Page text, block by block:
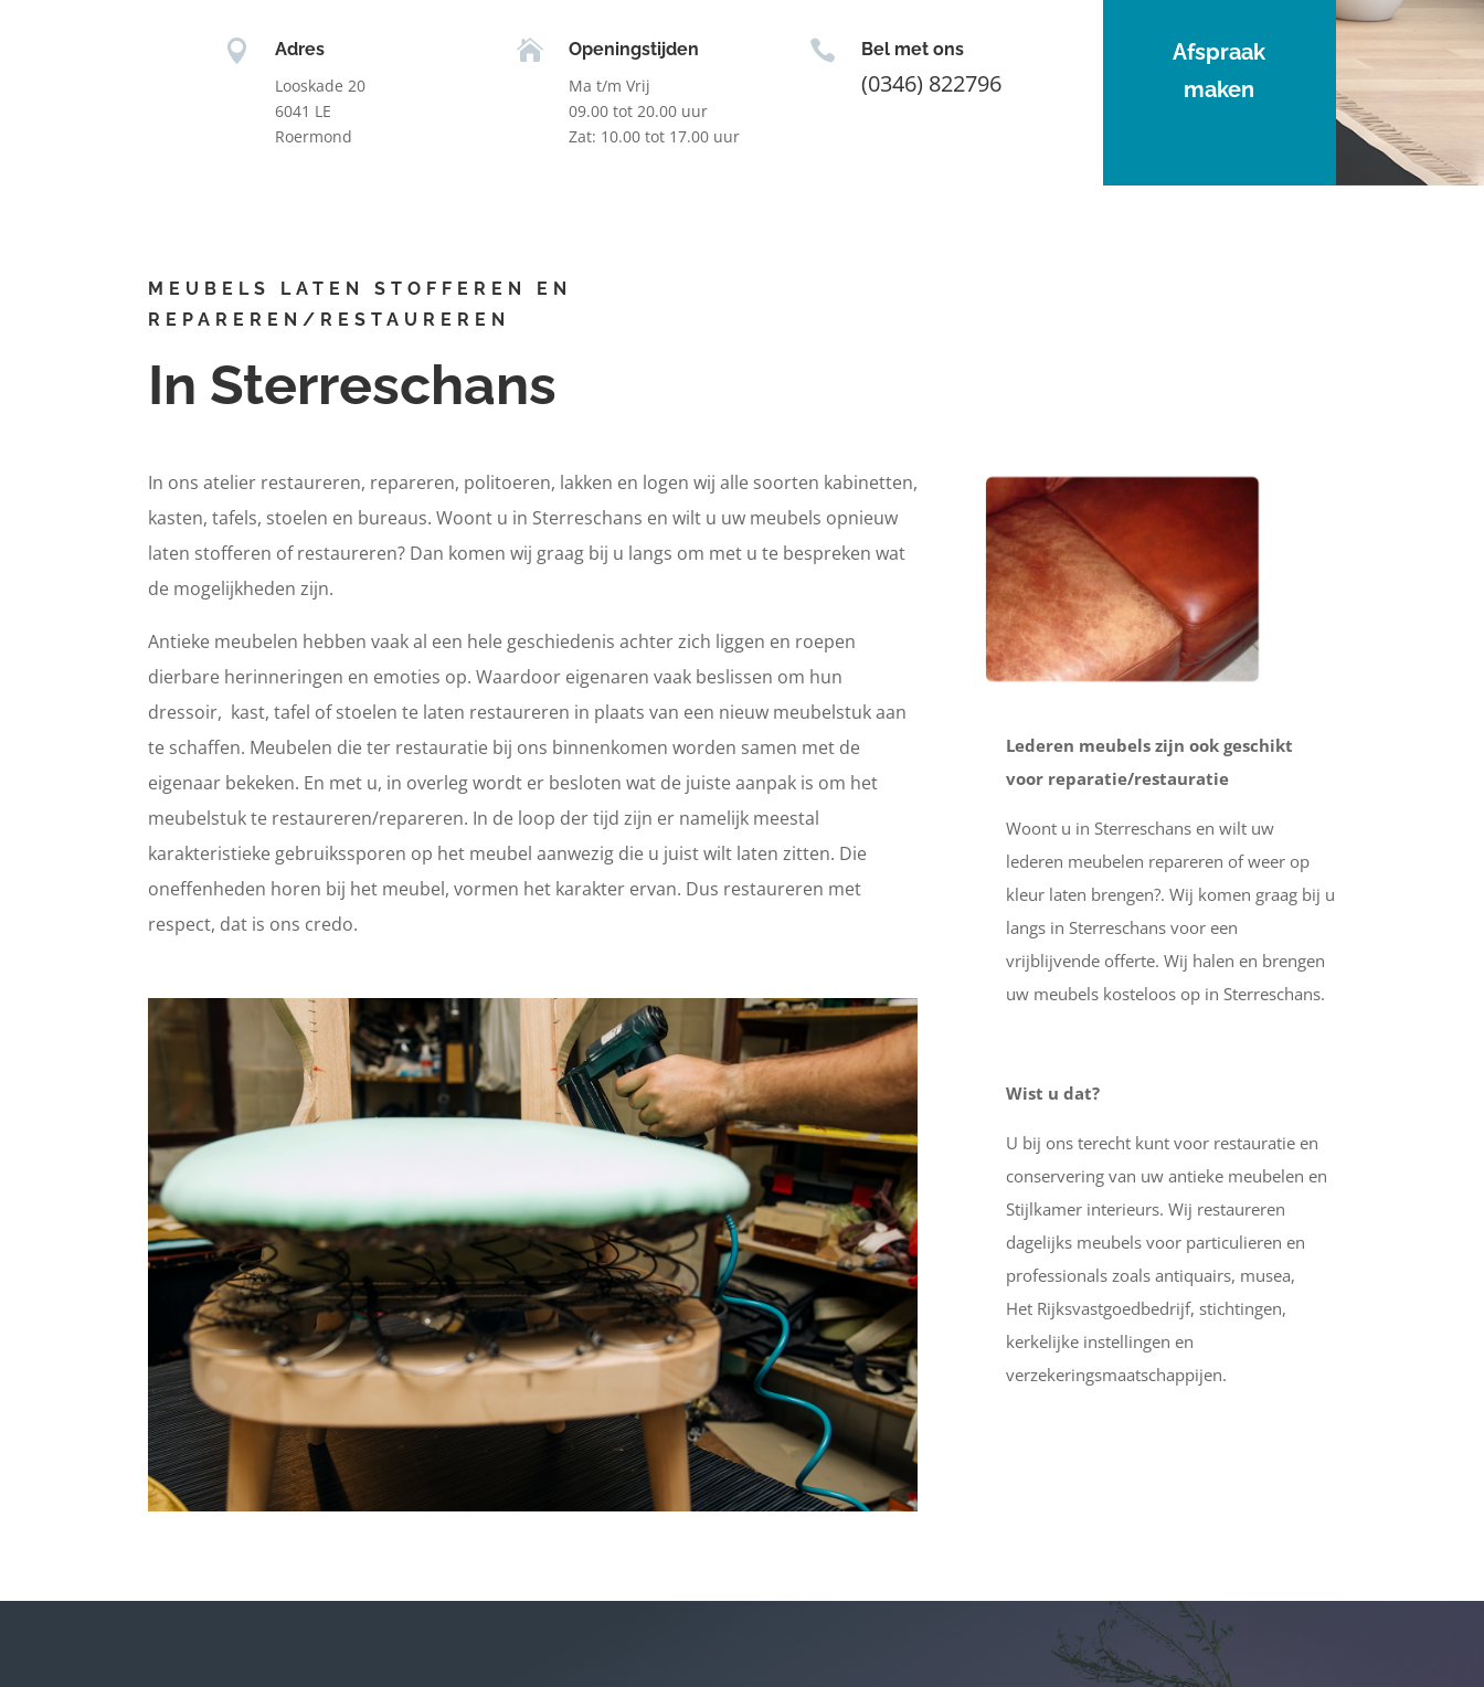

Adres
Looskade 20
6041 LE
Roermond

Openingstijden
Ma t/m Vrij
09.00 tot 20.00 uur
Zat: 10.00 tot 17.00 uur
 Bel met ons
(0346) 822796
Afspraak
maken
MEUBELS LATEN STOFFEREN EN
REPAREREN/RESTAUREREN
In Sterreschans
In ons atelier restaureren, repareren, politoeren, lakken en logen wij alle soorten kabinetten,
kasten, tafels, stoelen en bureaus. Woont u in Sterreschans en wilt u uw meubels opnieuw
laten stofferen of restaureren? Dan komen wij graag bij u langs om met u te bespreken wat
de mogelijkheden zijn.
Antieke meubelen hebben vaak al een hele geschiedenis achter zich liggen en roepen
dierbare herinneringen en emoties op. Waardoor eigenaren vaak beslissen om hun
dressoir, kast, tafel of stoelen te laten restaureren in plaats van een nieuw meubelstuk aan
te schaffen. Meubelen die ter restauratie bij ons binnenkomen worden samen met de
eigenaar bekeken. En met u, in overleg wordt er besloten wat de juiste aanpak is om het
meubelstuk te restaureren/repareren. In de loop der tijd zijn er namelijk meestal
karakteristieke gebruikssporen op het meubel aanwezig die u juist wilt laten zitten. Die
oneffenheden horen bij het meubel, vormen het karakter ervan. Dus restaureren met
respect, dat is ons credo.
Lederen meubels zijn ook geschikt
voor reparatie/restauratie
Woont u in Sterreschans en wilt uw
lederen meubelen repareren of weer op
kleur laten brengen?. Wij komen graag bij u
langs in Sterreschans voor een
vrijblijvende offerte. Wij halen en brengen
uw meubels kosteloos op in Sterreschans.
Wist u dat?
U bij ons terecht kunt voor restauratie en
conservering van uw antieke meubelen en
Stijlkamer interieurs. Wij restaureren
dagelijks meubels voor particulieren en
professionals zoals antiquairs, musea,
Het Rijksvastgoedbedrijf, stichtingen,
kerkelijke instellingen en
verzekeringsmaatschappijen.